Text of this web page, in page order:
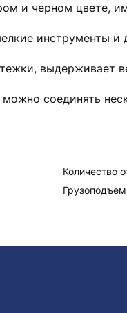
и черном цвете,
инструменты и
выдерживает
соединять
Количество